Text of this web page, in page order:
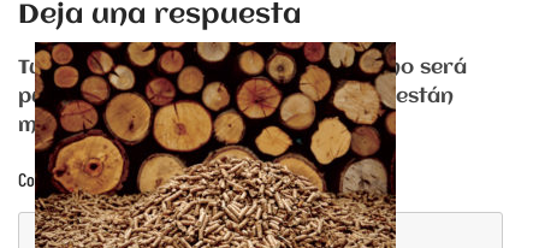
Deja una respuesta
Tu dirección de correo electrónico no será
publicada. Los campos obligatorios están
marcados con*
Comentario